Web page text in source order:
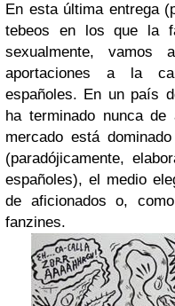
En esta última entrega
tebeos en los que la
sexualmente, vamos
aportaciones a la
españoles. En un país
ha terminado nunca
mercado está
(paradójicamente,
españoles), el medio
de aficionados o,
fanzines.